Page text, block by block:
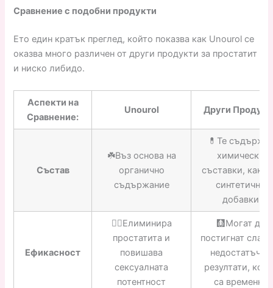
Сравнение с подобни продукти
Ето един кратък преглед, който показва как Unourol се
оказва много различен от други продукти за простатит
и ниско либидо.
Аспекти на
Сравнение:
Unourol Други
Състав
☘️Въз основа на
органично
съдържание
💊Те
химически
съставки,
синтетични
добавки
Ефикасност
👍🏼Елиминира
простатита и
повишава
сексуалната
потентност
🩻Могат да
постигнат
недостатъчни
резултати,
са временни